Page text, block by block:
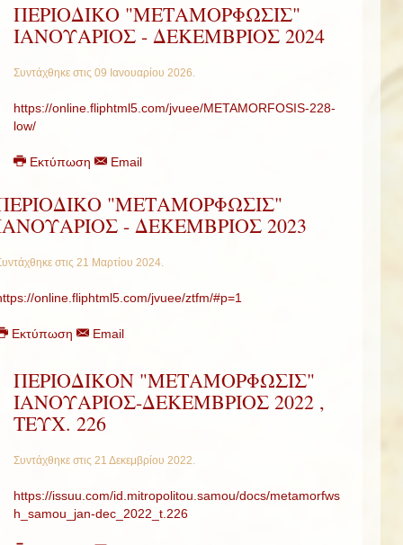
ΠΕΡΙΟΔΙΚΟ "ΜΕΤΑΜΟΡΦΩΣΙΣ"
ΙΑΝΟΥΑΡΙΟΣ - ΔΕΚΕΜΒΡΙΟΣ 2024
Συντάχθηκε στις 09 Ιανουαρίου 2026.
https://online.fliphtml5.com/jvuee/METAMORFOSIS-228-
low/
Εκτύπωση Email
"ΜΕΤΑΜΟΡΦΩΣΙΣ"
- ΔΕΚΕΜΒΡΙΟΣ 2023
στις 21 Μαρτίου 2024.
online.fliphtml5.com/jvuee/ztfm/#p=1
Εκτύπωση Email
ΠΕΡΙΟΔΙΚΟΝ "ΜΕΤΑΜΟΡΦΩΣΙΣ"
ΙΑΝΟΥΑΡΙΟΣ-ΔΕΚΕΜΒΡΙΟΣ 2022 ,
ΤΕΥΧ. 226
Συντάχθηκε στις 21 Δεκεμβρίου 2022.
https://issuu.com/id.mitropolitou.samou/docs/metamorfws
h_samou_jan-dec_2022_t.226